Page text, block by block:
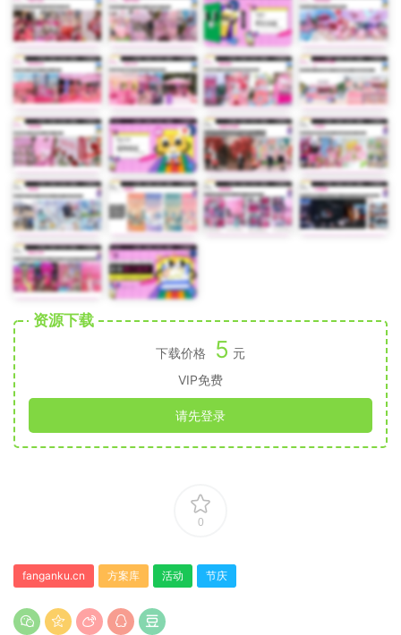
资源下载
下载价格 5 元
VIP免费
请先登录
0
fanganku.cn 方案库 活动 节庆